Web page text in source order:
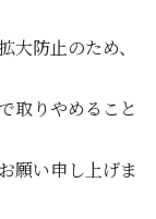
防止のため、
取りやめること
願い申し上げま